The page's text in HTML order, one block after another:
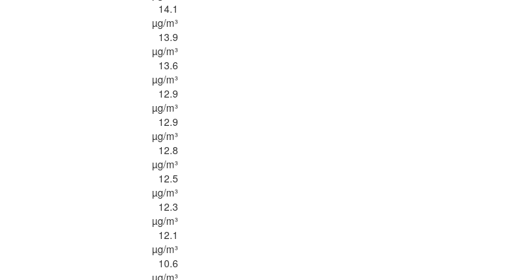
14.1
µg/m³
13.9
µg/m³
13.6
µg/m³
12.9
µg/m³
12.9
µg/m³
12.8
µg/m³
12.5
µg/m³
12.3
µg/m³
12.1
µg/m³
10.6
µg/m³